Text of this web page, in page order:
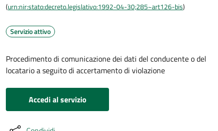
(urn:nir:stato:decreto.legislativo:1992-04-30;285~art126-bis)
Servizio attivo
Procedimento di comunicazione dei dati del conducente o del
locatario a seguito di accertamento di violazione
Accedi al servizio